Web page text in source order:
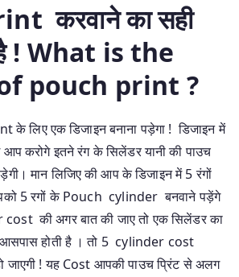
करवाने का सही
है ! What is the
pouch print ?
लिए एक डिजाइन बनाना पड़ेगा ! डिजाइन में
आप करोगे इतने रंग के सिलेंडर यानी की पाउच
मान लिजिए की आप के डिजाइन में 5 रंगों
5 रगों के Pouch cylinder बनवाने पड़ेंगे
की अगर बात की जाए तो एक सिलेंडर का
होती है । तो 5 cylinder cost
! यह Cost आपकी पाउच प्रिंट से अलग